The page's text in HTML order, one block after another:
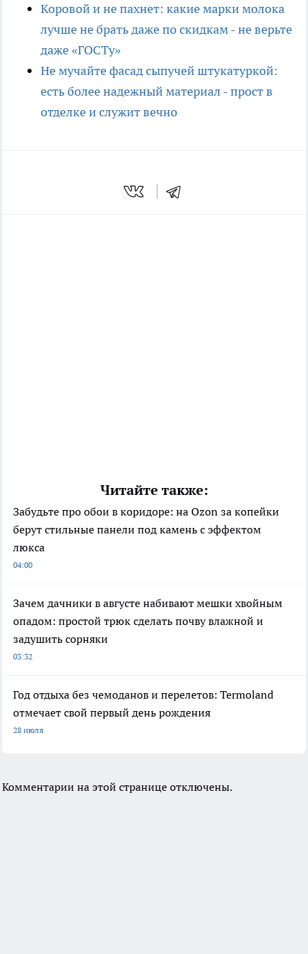
Коровой и не пахнет: какие марки молока
лучше не брать даже по скидкам - не верьте
даже «ГОСТу»
Не мучайте фасад сыпучей штукатуркой:
есть более надежный материал - прост в
отделке и служит вечно
Читайте также:
Забудьте про обои в коридоре: на Ozon за копейки
берут стильные панели под камень с эффектом
люкса
04:00
Зачем дачники в августе набивают мешки хвойным
опадом: простой трюк сделать почву влажной и
задушить сорняки
03:32
Год отдыха без чемоданов и перелетов: Termoland
отмечает свой первый день рождения
28 июля
Комментарии на этой странице отключены.